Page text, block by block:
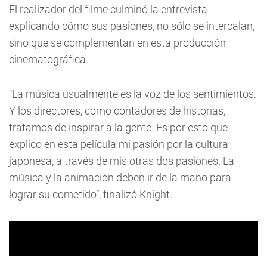
El realizador del filme culminó la entrevista
explicando cómo sus pasiones, no sólo se intercalan,
sino que se complementan en esta producción
cinematográfica.
“La música usualmente es la voz de los sentimientos.
Y los directores, como contadores de historias,
tratamos de inspirar a la gente. Es por esto que
explico en esta película mi pasión por la cultura
japonesa, a través de mis otras dos pasiones. La
música y la animación deben ir de la mano para
lograr su cometido”, finalizó Knight.